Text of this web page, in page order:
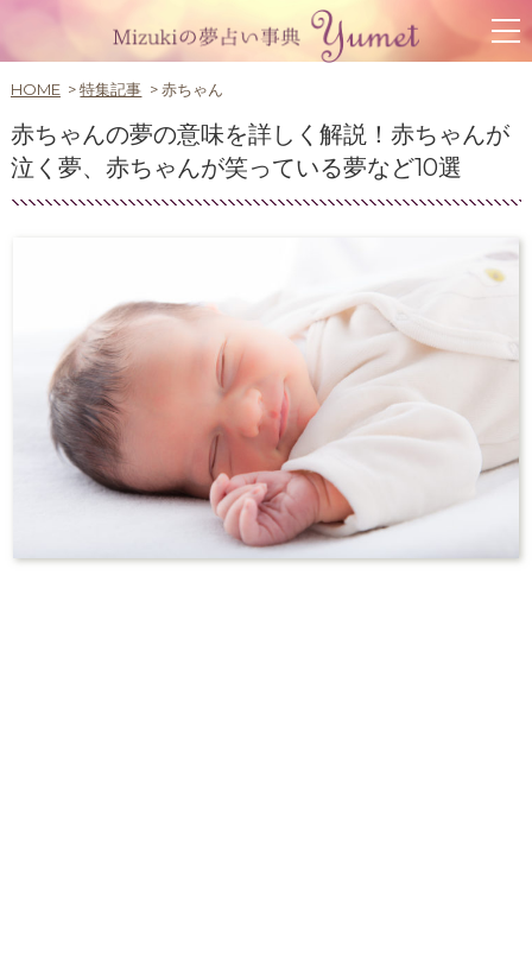
HOME 特集記事 赤ちゃん
赤ちゃんの夢の意味を詳しく解説！赤ちゃんが
泣く夢、赤ちゃんが笑っている夢など10選